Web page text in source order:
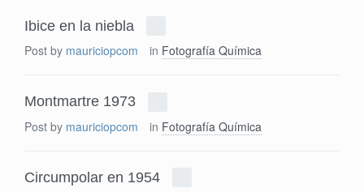
Ibice en la niebla
Post by mauriciopcom in Fotografía Química
Montmartre 1973
Post by mauriciopcom in Fotografía Química
Circumpolar en 1954